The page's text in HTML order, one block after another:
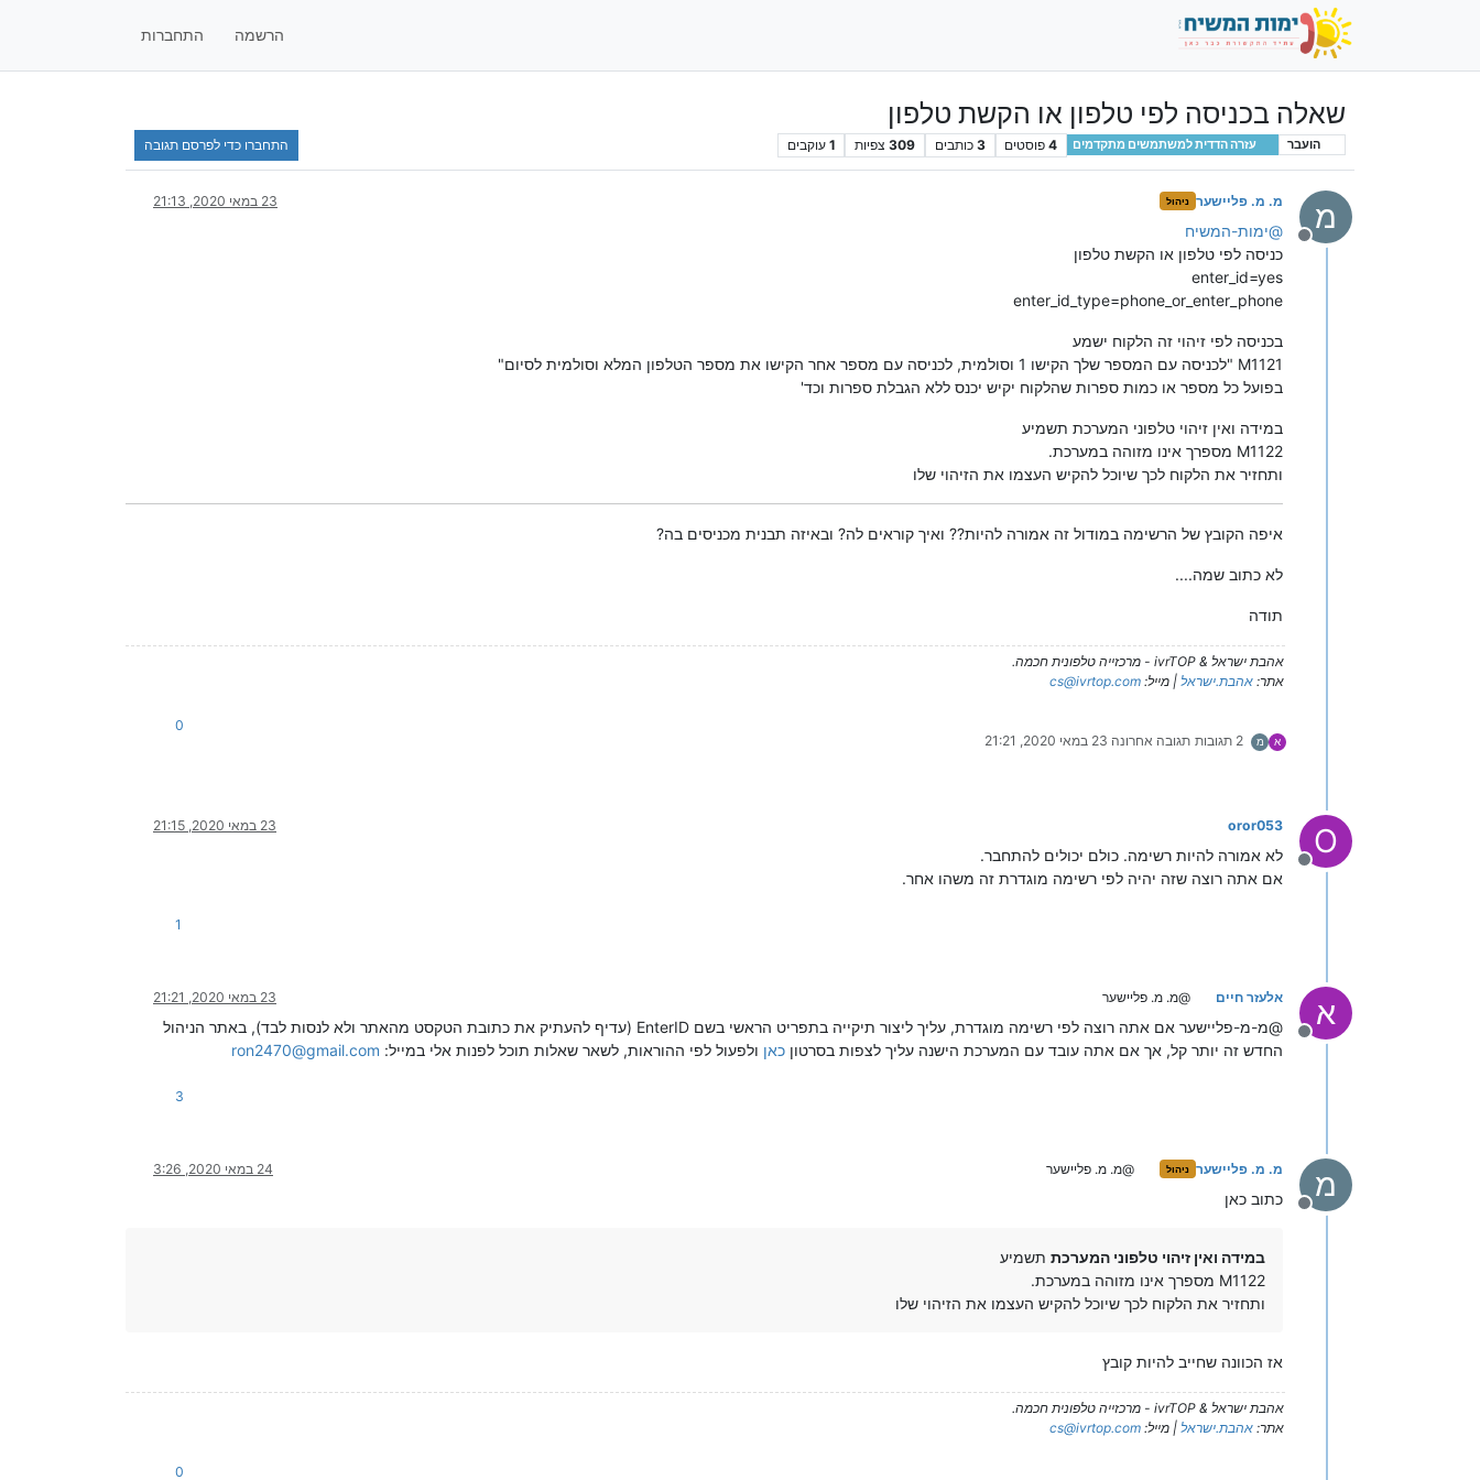
הרשמה התחברות
שאלה בכניסה לפי טלפון או הקשת טלפון
הועבר עזרה הדדית למשתמשים מתקדמים 4 פוסטים 3 כותבים 309 צפיות 1 עוקבים התחברו כדי לפרסם תגובה
מ
מנותק
מ. מ. פליישער ניהול 23 במאי 2020, 21:13
@ימות-המשיח
כניסה לפי טלפון או הקשת טלפון
enter_id=yes
enter_id_type=phone_or_enter_phone
בכניסה לפי זיהוי זה הלקוח ישמע
M1121 "לכניסה עם המספר שלך הקישו 1 וסולמית, לכניסה עם מספר אחר הקישו את מספר הטלפון המלא וסולמית לסיום"
בפועל כל מספר או כמות ספרות שהלקוח יקיש יכנס ללא הגבלת ספרות וכד'
במידה ואין זיהוי טלפוני המערכת תשמיע
M1122 מספרך אינו מזוהה במערכת.
ותחזיר את הלקוח לכך שיוכל להקיש העצמו את הזיהוי שלו
איפה הקובץ של הרשימה במודול זה אמורה להיות?? ואיך קוראים לה? ובאיזה תבנית מכניסים בה?
לא כתוב שמה....
תודה
אהבת ישראל & ivrTOP - מרכזייה טלפונית חכמה.
אתר: אהבת.ישראל | מייל: cs@ivrtop.com
א מ 2 תגובות תגובה אחרונה 23 במאי 2020, 21:21
0
O
מנותק
oror053 23 במאי 2020, 21:15
לא אמורה להיות רשימה. כולם יכולים להתחבר.
אם אתה רוצה שזה יהיה לפי רשימה מוגדרת זה משהו אחר.
1
א
מנותק
אלעזר חיים @מ. מ. פליישער 23 במאי 2020, 21:21
@מ-מ-פליישער אם אתה רוצה לפי רשימה מוגדרת, עליך ליצור תיקייה בתפריט הראשי בשם EnterID (עדיף להעתיק את כתובת הטקסט מהאתר ולא לנסות לבד), באתר הניהול
החדש זה יותר קל, אך אם אתה עובד עם המערכת הישנה עליך לצפות בסרטון כאן ולפעול לפי ההוראות, לשאר שאלות תוכל לפנות אלי במייל: ron2470@gmail.com
3
מ
מנותק
מ. מ. פליישער ניהול @מ. מ. פליישער 24 במאי 2020, 3:26
כתוב כאן
במידה ואין זיהוי טלפוני המערכת תשמיע
M1122 מספרך אינו מזוהה במערכת.
ותחזיר את הלקוח לכך שיוכל להקיש העצמו את הזיהוי שלו
אז הכוונה שחייב להיות קובץ
אהבת ישראל & ivrTOP - מרכזייה טלפונית חכמה.
אתר: אהבת.ישראל | מייל: cs@ivrtop.com
0